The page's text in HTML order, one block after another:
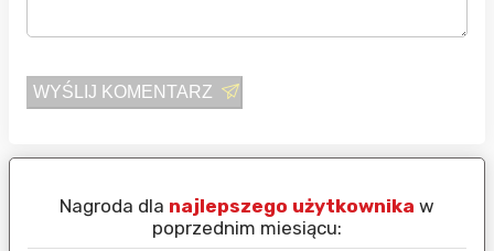
WYŚLIJ KOMENTARZ
Nagroda dla najlepszego użytkownika w
poprzednim miesiącu: